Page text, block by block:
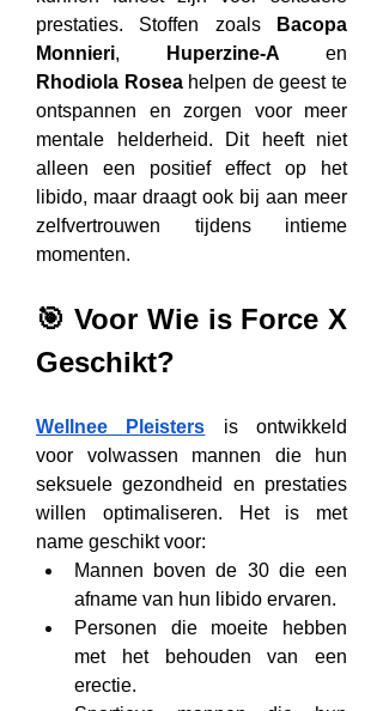
prestaties. Stoffen zoals
Bacopa
Monnieri, Huperzine-A
Rhodiola Rosea helpen de geest te
ontspannen en zorgen voor meer
mentale helderheid. Dit heeft niet
alleen een positief effect op het
libido, maar draagt ook bij aan meer
zelfvertrouwen tijdens intieme
momenten.
🎯 Voor Wie is Force X
Geschikt?
Wellnee Pleisters is ontwikkeld
voor volwassen mannen die hun
seksuele gezondheid en prestaties
willen optimaliseren. Het is met
name geschikt voor:
Mannen boven de 30 die een
afname van hun libido ervaren.
Personen die moeite hebben
met het behouden van een
erectie.